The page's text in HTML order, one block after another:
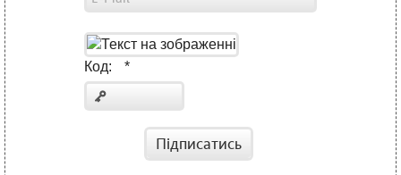
Код: *
Підписатись